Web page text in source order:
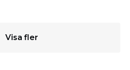
Visa fler